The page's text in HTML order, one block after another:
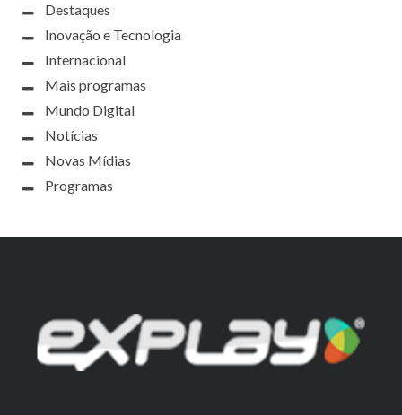
Destaques
Inovação e Tecnologia
Internacional
Mais programas
Mundo Digital
Notícias
Novas Mídias
Programas